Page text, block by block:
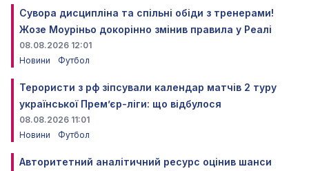
Сувора дисципліна та спільні обіди з тренерами!
Жозе Моуріньо докорінно змінив правила у Реалі
08.08.2026 12:01
Новини
Футбол
Терористи з рф зіпсували календар матчів 2 туру
української Прем’єр-ліги: що відбулося
08.08.2026 11:01
Новини
Футбол
Авторитетний аналітичний ресурс оцінив шанси